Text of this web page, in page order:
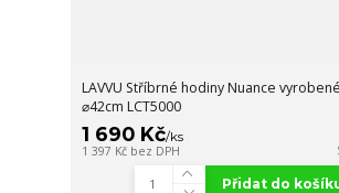
LAVVU Stříbrné hodiny Nuance
⌀42cm LCT5000
1 690 Kč/ks
1 397 Kč bez DPH
Přidat do